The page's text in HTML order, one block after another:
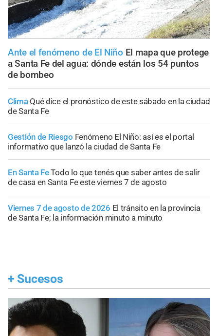
Ante el fenómeno de El Niño El mapa que protege
a Santa Fe del agua: dónde están los 54 puntos
de bombeo
Clima Qué dice el pronóstico de este sábado en la ciudad
de Santa Fe
Gestión de Riesgo Fenómeno El Niño: así es el portal
informativo que lanzó la ciudad de Santa Fe
En Santa FeTodo lo que tenés que saber antes de salir
de casa en Santa Fe este viernes 7 de agosto
Viernes 7 de agosto de 2026 El tránsito en la provincia
de Santa Fe; la información minuto a minuto
+ Sucesos